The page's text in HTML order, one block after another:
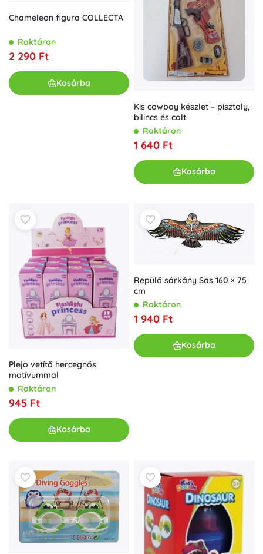
Chameleon figura COLLECTA
Raktáron
2 290 Ft
Kosárba
Kis cowboy készlet – pisztoly,
bilincs és colt
Raktáron
1 640 Ft
Kosárba
Plejo vetítő hercegnős
motívummal
Raktáron
945 Ft
Kosárba
Repülő sárkány Sas 160 × 75
cm
Raktáron
1 940 Ft
Kosárba